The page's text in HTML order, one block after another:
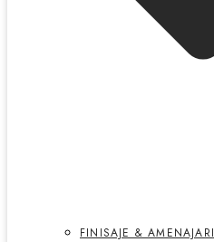
FINISAJE & AMENAJARI